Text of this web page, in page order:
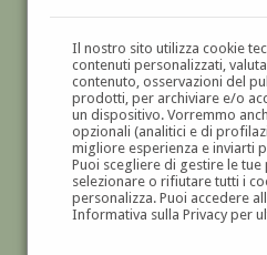
Il nostro sito utilizza cookie
contenuti personalizzati,
contenuto, osservazioni del
prodotti, per archiviare e/o
un dispositivo. Vorremmo
opzionali (analitici e di
migliore esperienza e inviarti
Puoi scegliere di gestire le
selezionare o rifiutare tutti i
personalizza. Puoi accedere
Informativa sulla Privacy per
GALLERIAD'ARTE
DIPINTI E